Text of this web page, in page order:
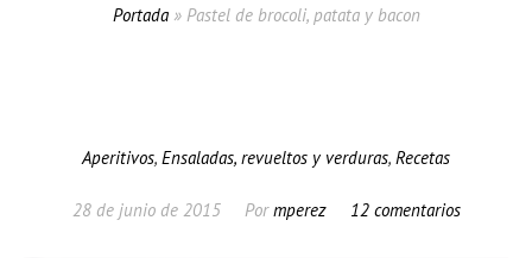
Portada» Pastel de brocoli, patata y bacon
Aperitivos, Ensaladas, revueltos y verduras, Recetas
28 de junio de 2015 Pormperez 12 comentarios